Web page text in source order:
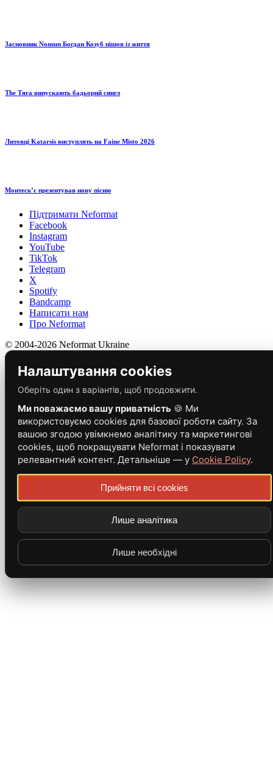
Засновник Nonsun Богдан Козуб пішов із життя
The Тяга випускають бадьорий сингл
Литовці Katarsis виступлять на Faine Misto 2026
Монтескʼє презентував нову пісню
Підтримати Neformat
Facebook
Instagram
YouTube
TikTok
Telegram
X
Spotify
Bandcamp
Написати нам
Про Neformat
© 2004-2026 Neformat Ukraine
Налаштування cookies
Оберіть один з варіантів, щоб продовжити.
Ми поважаємо вашу приватність 🍪 Ми
використовуємо cookies для базової роботи сайту. За
вашою згодою увімкнемо аналітику та маркетингові
cookies, щоб покращувати Neformat і показувати
релевантний контент. Детальніше — у Cookie Policy.
Прийняти всі cookies
Лише аналітика
Лише необхідні